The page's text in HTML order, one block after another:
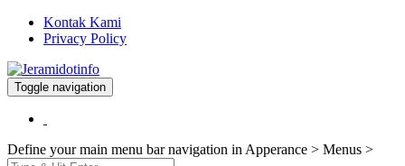
Kontak Kami
Privacy Policy
Jeramidotinfo
Berita dan Informasi Terkini
Toggle navigation
Define your main menu bar navigation in Apperance > Menus >